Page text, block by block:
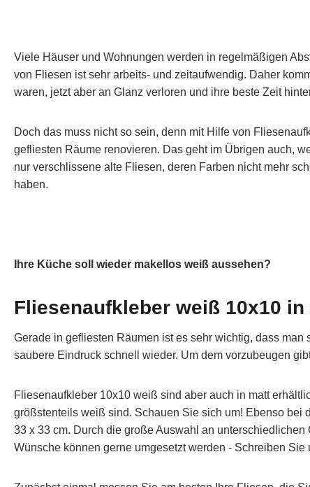
Viele Häuser und Wohnungen werden in regelmäßigen
von Fliesen ist sehr arbeits- und zeitaufwendig. Daher
waren, jetzt aber an Glanz verloren und ihre beste Zeit
Doch das muss nicht so sein, denn mit Hilfe von
gefliesten Räume renovieren. Das geht im Übrigen auch,
nur verschlissene alte Fliesen, deren Farben nicht mehr
haben.
Ihre Küche soll wieder makellos weiß aussehen?
Fliesenaufkleber weiß 10x10
Gerade in gefliesten Räumen ist es sehr wichtig, dass
saubere Eindruck schnell wieder. Um dem vorzubeugen
Fliesenaufkleber 10x10 weiß sind aber auch in matt
größstenteils weiß sind. Schauen Sie sich um! Ebenso
33 x 33 cm. Durch die große Auswahl an
Wünsche können gerne umgesetzt werden - Schreiben Sie